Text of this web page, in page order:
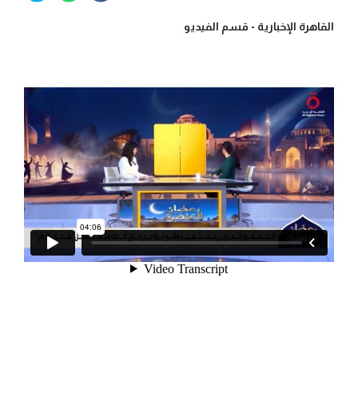
القاهرة الإخبارية - قسم الفيديو